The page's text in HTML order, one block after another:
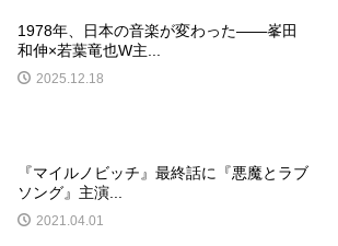
1978年、日本の音楽が変わった——峯田
和伸×若葉竜也W主...
2025.12.18
『マイルノビッチ』最終話に『悪魔とラブ
ソング』主演...
2021.04.01